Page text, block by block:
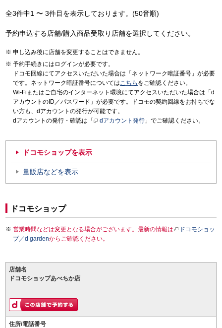
全3件中1 〜 3件目を表示しております。(50音順)
予約申込する店舗/購入商品受取り店舗を選択してください。
申し込み後に店舗を変更することはできません。
予約手続きにはログインが必要です。
ドコモ回線にてアクセスいただいた場合は「ネットワーク暗証番号」が必要
です。ネットワーク暗証番号についてはこちら をご確認ください。
Wi-Fiまたはご自宅のインターネット環境にてアクセスいただいた場合は「d
アカウントのID／パスワード」が必要です。ドコモの契約回線をお持ちでな
い方も、dアカウントの発行が可能です。
dアカウントの発行・確認は「
dアカウント発行 」でご確認ください。
ドコモショップを表示
量販店などを表示
ドコモショップ
営業時間などは変更となる場合がございます。最新の情報は
ドコモショッ
プ／d gardenからご確認ください。
店舗名
ドコモショップあべちか店
住所/電話番号